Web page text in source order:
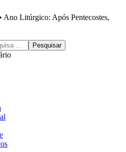
Ano Litúrgico: Após Pentecostes,